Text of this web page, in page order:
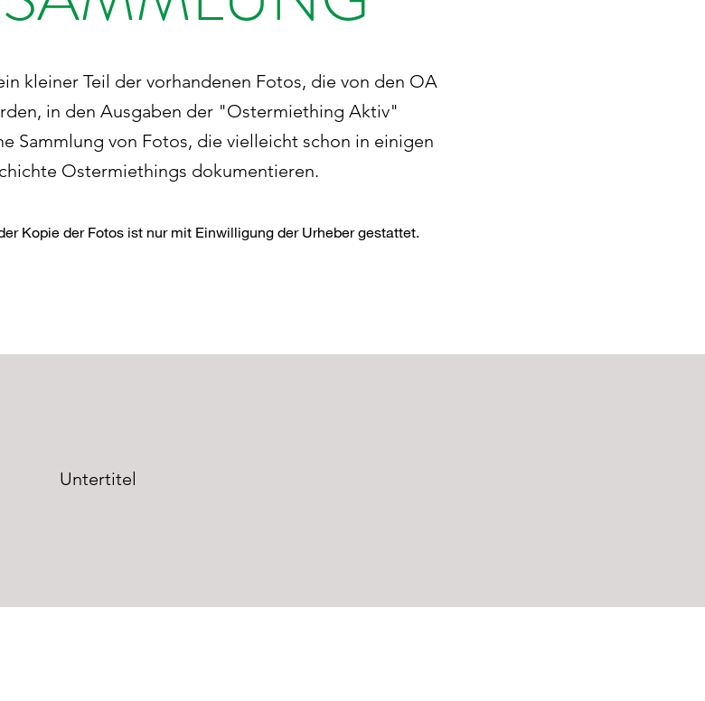
kleiner Teil der vorhandenen Fotos, die von den OA
in den Ausgaben der "Ostermiething Aktiv"
Sammlung von Fotos, die vielleicht schon in einigen
Ostermiethings dokumentieren.
Kopie der Fotos ist nur mit Einwilligung der Urheber gestattet.
Untertitel